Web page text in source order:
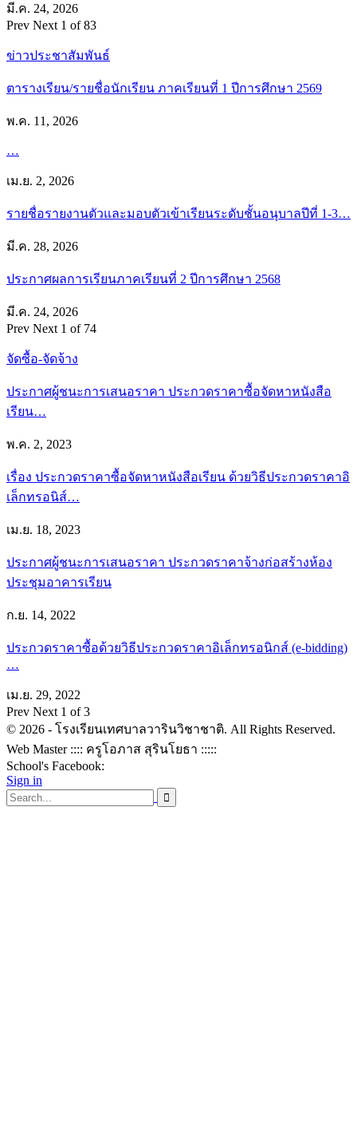
มี.ค. 24, 2026
Prev Next 1 of 83
ข่าวประชาสัมพันธ์
ตารางเรียน/รายชื่อนักเรียน ภาคเรียนที่ 1 ปีการศึกษา 2569
พ.ค. 11, 2026
…
เม.ย. 2, 2026
รายชื่อรายงานตัวและมอบตัวเข้าเรียนระดับชั้นอนุบาลปีที่ 1-3…
มี.ค. 28, 2026
ประกาศผลการเรียนภาคเรียนที่ 2 ปีการศึกษา 2568
มี.ค. 24, 2026
Prev Next 1 of 74
จัดซื้อ-จัดจ้าง
ประกาศผู้ชนะการเสนอราคา ประกวดราคาซื้อจัดหาหนังสือ
เรียน…
พ.ค. 2, 2023
เรื่อง ประกวดราคาซื้อจัดหาหนังสือเรียน ด้วยวิธีประกวดราคาอิ
เล็กทรอนิส์…
เม.ย. 18, 2023
ประกาศผู้ชนะการเสนอราคา ประกวดราคาจ้างก่อสร้างห้อง
ประชุมอาคารเรียน
ก.ย. 14, 2022
ประกวดราคาซื้อด้วยวิธีประกวดราคาอิเล็กทรอนิกส์ (e-bidding)
…
เม.ย. 29, 2022
Prev Next 1 of 3
© 2026 - โรงเรียนเทศบาลวารินวิชาชาติ. All Rights Reserved.
Web Master :::: ครูโอภาส สุรินโยธา :::::
School's Facebook:
Sign in